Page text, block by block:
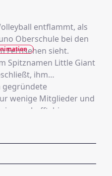
entflammt, als
Oberschule bei den
Fernsehen sieht.
Spitznamen Little Giant
ihm
gegründete
wenige Mitglieder und
geschafft, bis zum
Spiel wird das
dem Spieler mit
dessen Team,